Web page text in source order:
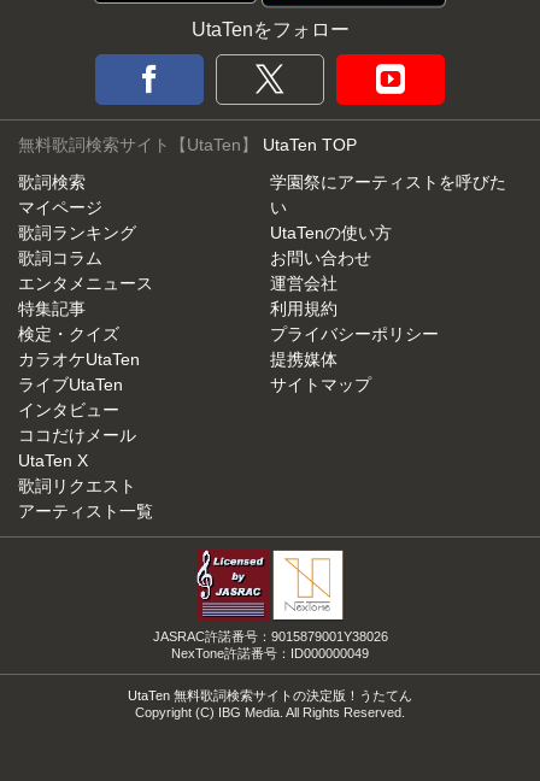
UtaTenをフォロー
無料歌詞検索サイト【UtaTen】 UtaTen TOP
歌詞検索
マイページ
歌詞ランキング
歌詞コラム
エンタメニュース
特集記事
検定・クイズ
カラオケUtaTen
ライブUtaTen
インタビュー
ココだけメール
UtaTen X
歌詞リクエスト
アーティスト一覧
学園祭にアーティストを呼びた
い
UtaTenの使い方
お問い合わせ
運営会社
利用規約
プライバシーポリシー
提携媒体
サイトマップ
JASRAC許諾番号：9015879001Y38026
NexTone許諾番号：ID000000049
UtaTen 無料歌詞検索サイトの決定版！うたてん
Copyright (C) IBG Media. All Rights Reserved.